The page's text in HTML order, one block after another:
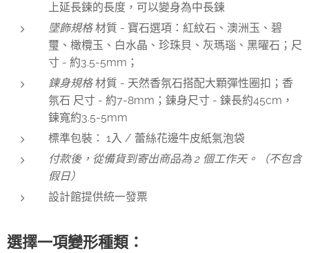
上延長鍊的長度，可以變身為中長鍊
墜飾規格材質 - 寶石選項：紅紋石、澳洲玉、碧
璽、橄欖玉、白水晶、珍珠貝、灰瑪瑙、黑曜石；尺
寸 - 約3.5-5mm；
鍊身規格材質 - 天然香氛石搭配大顆彈性圈扣；香
氛石 尺寸 - 約7-8mm；鍊身尺寸 - 鍊長約45cm，
鍊寬約3.5-5mm
標準包裝： 1入 / 蕾絲花邊牛皮紙氣泡袋
付款後，從備貨到寄出商品為 2 個工作天。（不包含
假日）
設計館提供統一發票
選擇一項變形種類：